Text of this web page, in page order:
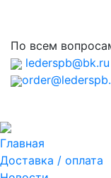
По всем
lederspb@bk.ru
Главная
Доставка / оплата